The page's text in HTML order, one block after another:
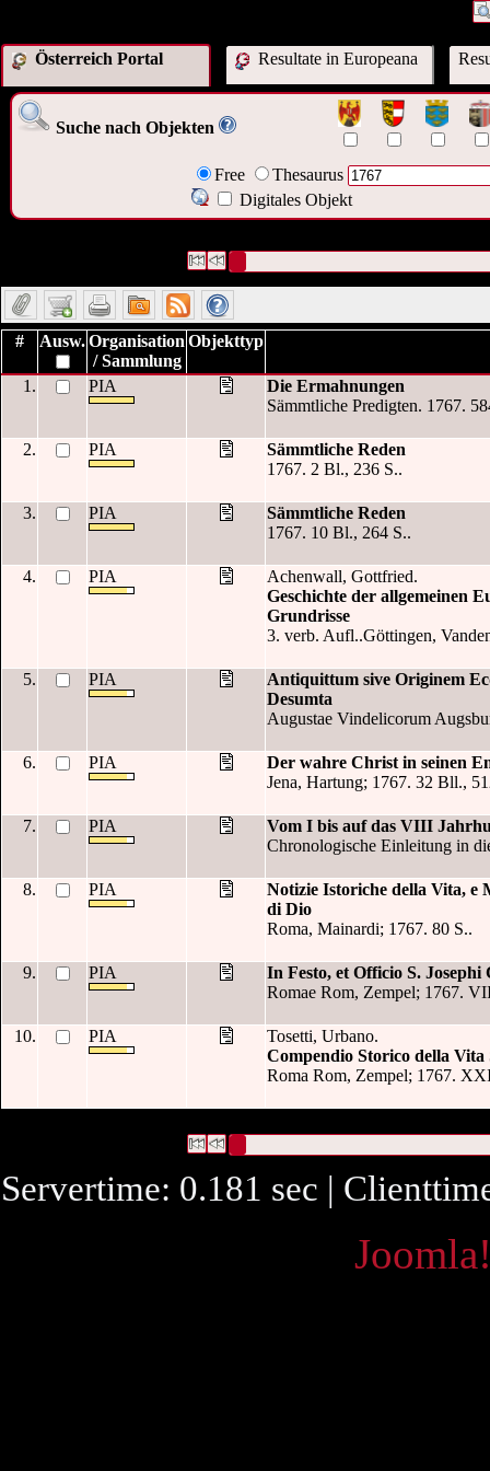
Österreich Portal Resultate in Europeana
Suche nach Objekten
Free
Thesaurus
Digitales Objekt
# Ausw.Organisation
/ Sammlung
Objekttyp
1. PIA
Die Ermahnungen
Sämmtliche Predigten. 1767.
2. PIA
Sämmtliche Reden
1767. 2 Bl., 236 S..
3. PIA
Sämmtliche Reden
1767. 10 Bl., 264 S..
4. PIA
Achenwall, Gottfried.
Geschichte der allgemeinen
Grundrisse
3. verb. Aufl..Göttingen,
5. PIA
Antiquittum sive Originem
Desumta
Augustae Vindelicorum
6. PIA
Der wahre Christ in seinen
Jena, Hartung; 1767. 32 Bll.,
7. PIA
Vom I bis auf das VIII
Chronologische Einleitung in
8. PIA
Notizie Istoriche della Vita, e
di Dio
Roma, Mainardi; 1767. 80 S..
9. PIA
In Festo, et Officio S. Josephi
Romae Rom, Zempel; 1767.
10. PIA
Tosetti, Urbano.
Compendio Storico della Vita
Roma Rom, Zempel; 1767.
Servertime: 0.181 sec |